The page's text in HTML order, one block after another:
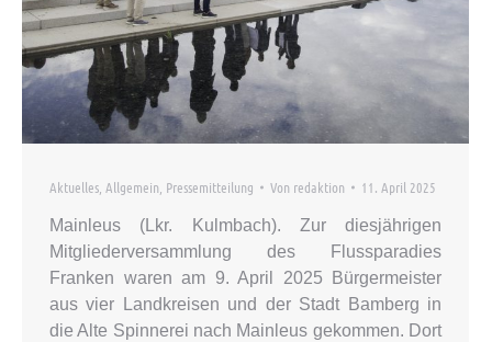
Aktuelles Allgemein Pressemitteilung Von redaktion 11. April 2025
Mainleus (Lkr. Kulmbach). Zur diesjährigen
Mitgliederversammlung des Flussparadies
Franken waren am 9. April 2025 Bürgermeister
aus vier Landkreisen und der Stadt Bamberg in
die Alte Spinnerei nach Mainleus gekommen. Dort